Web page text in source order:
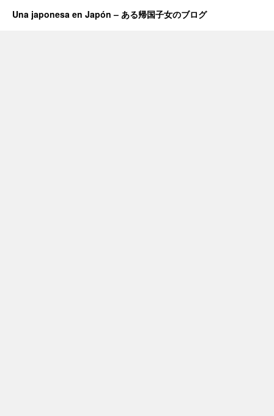
Una japonesa en Japón – ある帰国子女のブログ